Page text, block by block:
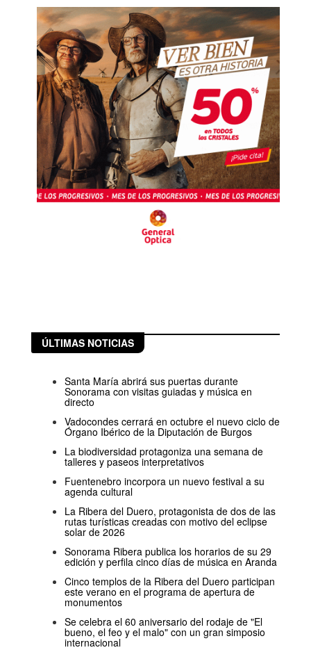
ÚLTIMAS NOTICIAS
Santa María abrirá sus puertas durante
Sonorama con visitas guiadas y música en
directo
Vadocondes cerrará en octubre el nuevo ciclo de
Órgano Ibérico de la Diputación de Burgos
La biodiversidad protagoniza una semana de
talleres y paseos interpretativos
Fuentenebro incorpora un nuevo festival a su
agenda cultural
La Ribera del Duero, protagonista de dos de las
rutas turísticas creadas con motivo del eclipse
solar de 2026
Sonorama Ribera publica los horarios de su 29
edición y perfila cinco días de música en Aranda
Cinco templos de la Ribera del Duero participan
este verano en el programa de apertura de
monumentos
Se celebra el 60 aniversario del rodaje de "El
bueno, el feo y el malo" con un gran simposio
internacional